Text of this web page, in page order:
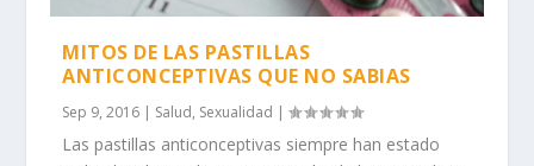
MITOS DE LAS PASTILLAS
ANTICONCEPTIVAS QUE NO SABIAS
Sep 9, 2016 | Salud, Sexualidad |
Las pastillas anticonceptivas siempre han estado